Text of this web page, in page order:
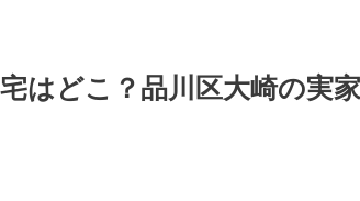
はどこ？品川区大崎の実